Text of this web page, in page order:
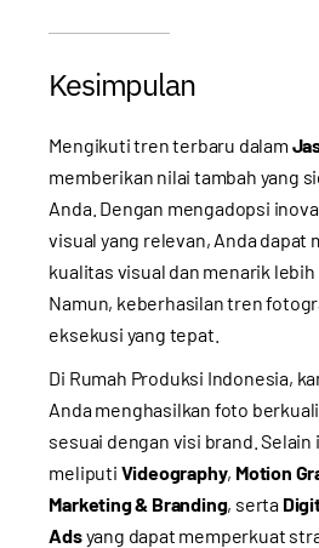
Kesimpulan
Mengikuti tren terbaru dalam
memberikan nilai tambah yang
Anda. Dengan mengadopsi
visual yang relevan, Anda dapat
kualitas visual dan menarik lebih
Namun, keberhasilan tren
eksekusi yang tepat.
Di Rumah Produksi Indonesia,
Anda menghasilkan foto
sesuai dengan visi brand. Selain
meliputi Videography, Motion
Marketing & Branding, serta
Adsyang dapat memperkuat